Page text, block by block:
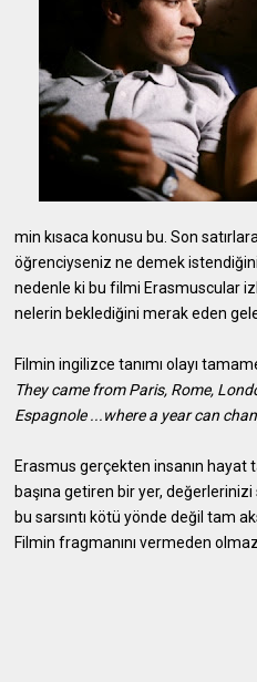
min kısaca konusu bu. Son
öğrenciyseniz ne demek istendiğini
nedenle ki bu filmi Erasmuscular
nelerin beklediğini merak eden
Filmin ingilizce tanımı olayı
They came from Paris, Rome,
Espagnole ...where a year can
Erasmus gerçekten insanın hayat
başına getiren bir yer,
bu sarsıntı kötü yönde değil tam
Filmin fragmanını vermeden